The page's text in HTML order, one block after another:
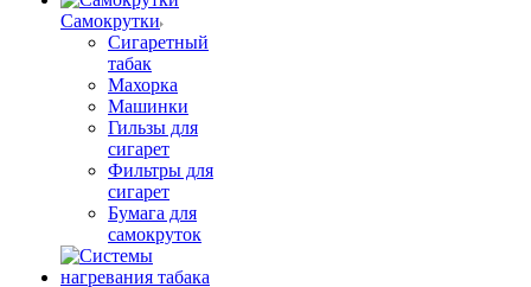
Самокрутки
Сигаретный
табак
Махорка
Машинки
Гильзы для
сигарет
Фильтры для
сигарет
Бумага для
самокруток